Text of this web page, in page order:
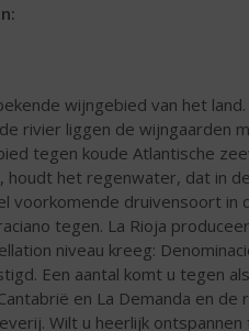
wijngebied van het
rivier liggen de wijngaarden
tegen koude Atlantische
houdt het regenwater, dat in
voorkomende druivensoort in
tegen. La Rioja
niveau kreeg:
Een aantal komt u tegen als
en La Demanda en de
Wilt u heerlijk